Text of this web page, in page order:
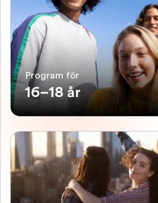
Program för
16–18 år